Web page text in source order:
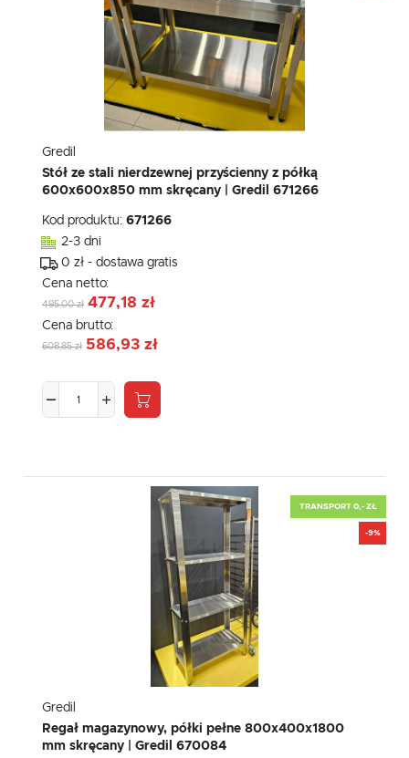
Gredil
Stół ze stali nierdzewnej przyścienny z półką
600x600x850 mm skręcany | Gredil 671266
Kod produktu: 671266
2-3 dni
0 zł - dostawa gratis
Cena netto:
495,00 zł 477,18 zł
Cena brutto:
608,85 zł 586,93 zł
TRANSPORT 0,- ZŁ
-9%
Gredil
Regał magazynowy, półki pełne 800x400x1800
mm skręcany | Gredil 670084